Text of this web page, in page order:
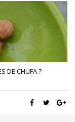
DE CHUFA ?